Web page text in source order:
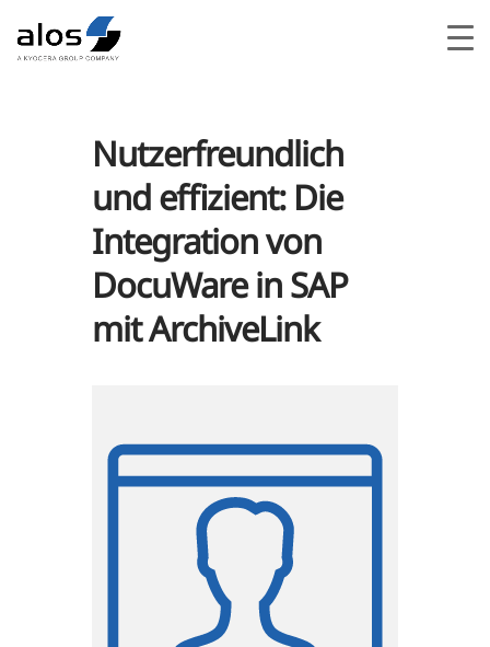
Nutzerfreundlich
und effizient: Die
Integration von
DocuWare in SAP
mit ArchiveLink